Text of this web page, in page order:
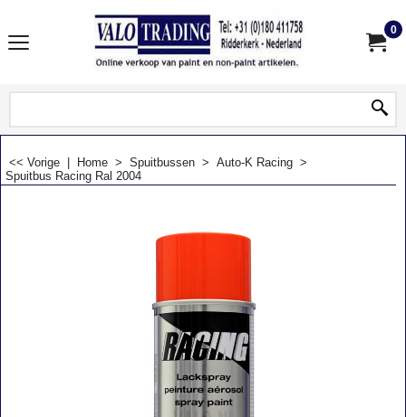
0
<< Vorige Home > Spuitbussen > Auto-K Racing >
Spuitbus Racing Ral 2004